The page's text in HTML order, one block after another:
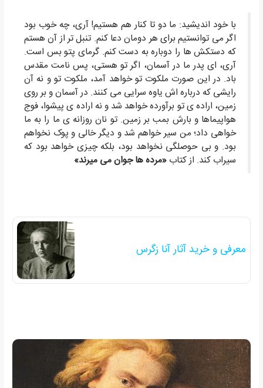
با خود اندیشید: ما دو تا کنار هم هستیم! آری، چه خوب بود
اگر می توانستیم برای هر دومان دعا کنم. تنبل تر از آن هستم
که دستکش ها را دوباره به دست کنم. گرمای پتو بس است.
آری، ای پدر ما در آسمان، اگر تو هستی، پس نامت مقدس
باد. در این صورت ملکوت تو خواهد آمد، ملکوت تو و نه آن
رایشی که درباره اش یاوه سرایی می کنند. در آسمان و بر روی
زمین، اراده ی تو برآورده خواهد شد و نه اراده ی پیشوا، فوج
هواپیماها و بارش بمب بر زمین. تو نان روزانه ی ما را به ما
خواهی داد؛ من سیر خواهم شد و دیگر خالی و پوک نخواهم
بود. و بی حوصلگی نخواهد بود، بلکه چیزی خواهد بود که
سیراب کند. از کتاب «مرده ها جوان می میرند»
معرفی و خرید آثار آنا زگرس